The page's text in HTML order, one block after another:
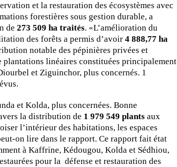
et la restauration des écosystèmes avec
forestières sous gestion durable, a
de 273 509 ha traités. «L’amélioration du
des forêts a permis d’avoir 4 888,77 ha
notable des pépinières privées et
plantations linéaires constituées principalement
et Ziguinchor, plus concernés. 1
et Kolda, plus concernées. Bonne
la distribution de 1 979 549 plantsaux
l’intérieur des habitations, les espaces
on lire dans le rapport. Ce rapport fait état
à Kaffrine, Kédougou, Kolda et Sédhiou,
pour la défense et restauration des